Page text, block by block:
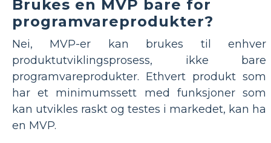
Brukes en MVP bare for
programvareprodukter?
Nei, MVP-er kan brukes til enhver
produktutviklingsprosess, ikke bare
programvareprodukter. Ethvert produkt som
har et minimumssett med funksjoner som
kan utvikles raskt og testes i markedet, kan ha
en MVP.